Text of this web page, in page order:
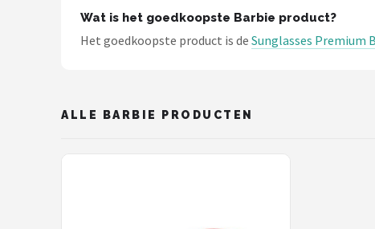
Wat is het goedkoopste Barbie product?
Het goedkoopste product is de Sunglasses Premium
ALLE BARBIE PRODUCTEN